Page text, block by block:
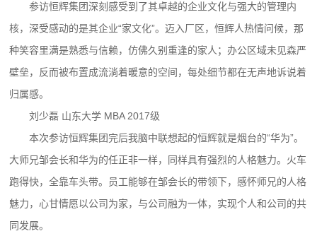
参访恒辉集团深刻感受到了其卓越的企业文化与强大的管理内
核，深受感动的是其企业“家文化”。迈入厂区，恒辉人热情问候，那
种笑容里满是熟悉与信赖，仿佛久别重逢的家人；办公区域未见森严
壁垒，反而被布置成流淌着暖意的空间，每处细节都在无声地诉说着
归属感。
刘少磊 山东大学 MBA 2017级
本次参访恒辉集团完后我脑中联想起的恒辉就是烟台的“华为”。
大师兄邹会长和华为的任正非一样，同样具有强烈的人格魅力。火车
跑得快，全靠车头带。员工能够在邹会长的带领下，感怀师兄的人格
魅力，心甘情愿以公司为家，与公司融为一体，实现个人和公司的共
同发展。